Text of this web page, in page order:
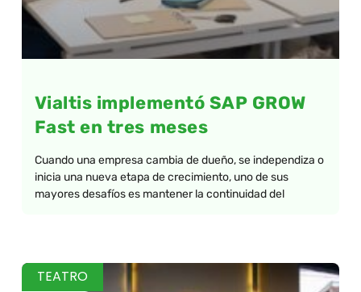
Vialtis implementó SAP GROW
Fast en tres meses
Cuando una empresa cambia de dueño, se independiza o
inicia una nueva etapa de crecimiento, uno de sus
mayores desafíos es mantener la continuidad del
TEATRO